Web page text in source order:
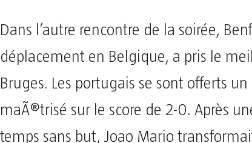
Dans l’autre rencontre de la soirée,
déplacement en Belgique, a pris le
Bruges. Les portugais se sont offerts un
maÃ®trisé sur le score de 2-0. Après
temps sans but, Joao Mario